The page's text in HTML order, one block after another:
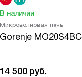
В наличии
Микроволновая печь
Gorenje MO20S4BC
14 500 руб.